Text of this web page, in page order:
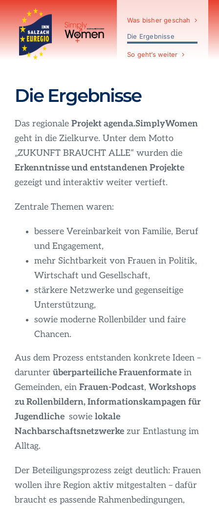
Inhalt
springen
Was bisher geschah
Die Ergebnisse
So geht’s weiter
Die Ergebnisse
Das regionale Projekt agenda.SimplyWomen
geht in die Zielkurve. Unter dem Motto
„ZUKUNFT BRAUCHT ALLE“ wurden die
Erkenntnisse und entstandenen Projekte
gezeigt und interaktiv weiter vertieft.
Zentrale Themen waren:
bessere Vereinbarkeit von Familie, Beruf
und Engagement,
mehr Sichtbarkeit von Frauen in Politik,
Wirtschaft und Gesellschaft,
stärkere Netzwerke und gegenseitige
Unterstützung,
sowie moderne Rollenbilder und faire
Chancen.
Aus dem Prozess entstanden konkrete Ideen –
darunter überparteiliche Frauenformatein
Gemeinden, ein Frauen-Podcast, Workshops
zu Rollenbildern, Informationskampagen für
Jugendliche sowie lokale
Nachbarschaftsnetzwerkezur Entlastung im
Alltag.
Der Beteiligungsprozess zeigt deutlich: Frauen
wollen ihre Region aktiv mitgestalten – dafür
braucht es passende Rahmenbedingungen,